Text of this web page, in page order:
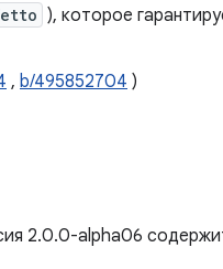
), которое
, b/495852704 )
2.0.0-alpha06